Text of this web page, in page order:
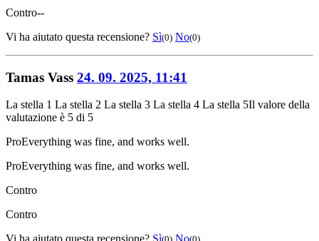
Contro--
Vi ha aiutato questa recensione? Sì(0) No(0)
Tamas Vass 24. 09. 2025, 11:41
La stella 1 La stella 2 La stella 3 La stella 4 La stella 5Il valore della
valutazione è 5 di 5
ProEverything was fine, and works well.
ProEverything was fine, and works well.
Contro
Contro